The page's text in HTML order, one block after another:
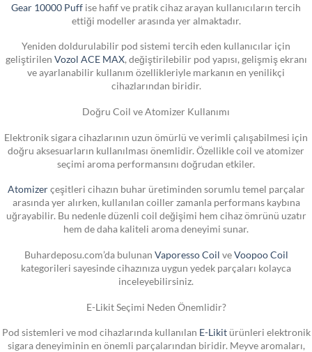
Gear 10000 Puff ise hafif ve pratik cihaz arayan kullanıcıların tercih
ettiği modeller arasında yer almaktadır.
Yeniden doldurulabilir pod sistemi tercih eden kullanıcılar için
geliştirilen Vozol ACE MAX, değiştirilebilir pod yapısı, gelişmiş ekranı
ve ayarlanabilir kullanım özellikleriyle markanın en yenilikçi
cihazlarından biridir.
Doğru Coil ve Atomizer Kullanımı
Elektronik sigara cihazlarının uzun ömürlü ve verimli çalışabilmesi için
doğru aksesuarların kullanılması önemlidir. Özellikle coil ve atomizer
seçimi aroma performansını doğrudan etkiler.
Atomizerçeşitleri cihazın buhar üretiminden sorumlu temel parçalar
arasında yer alırken, kullanılan coiller zamanla performans kaybına
uğrayabilir. Bu nedenle düzenli coil değişimi hem cihaz ömrünü uzatır
hem de daha kaliteli aroma deneyimi sunar.
Buhardeposu.com’da bulunan Vaporesso Coil veVoopoo Coil
kategorileri sayesinde cihazınıza uygun yedek parçaları kolayca
inceleyebilirsiniz.
E-Likit Seçimi Neden Önemlidir?
Pod sistemleri ve mod cihazlarında kullanılan E-Likitürünleri elektronik
sigara deneyiminin en önemli parçalarından biridir. Meyve aromaları,